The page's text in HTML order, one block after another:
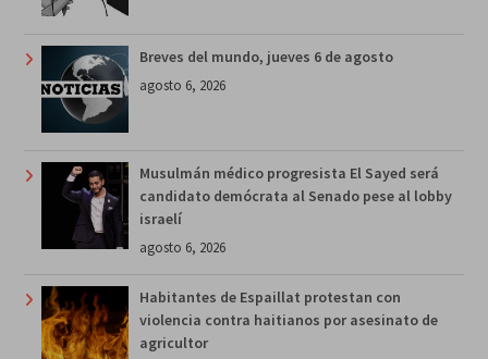
Breves del mundo, jueves 6 de agosto
agosto 6, 2026
Musulmán médico progresista El Sayed será
candidato demócrata al Senado pese al lobby
israelí
agosto 6, 2026
Habitantes de Espaillat protestan con
violencia contra haitianos por asesinato de
agricultor